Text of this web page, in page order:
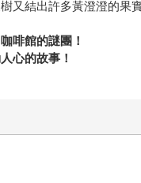
又結出許多黃澄澄的果
啡館的謎團！
心的故事！